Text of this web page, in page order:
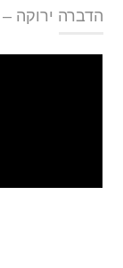
הדברה ירוקה – ערוץ 10